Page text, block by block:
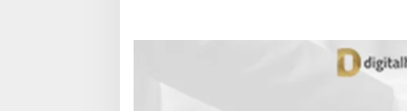
i